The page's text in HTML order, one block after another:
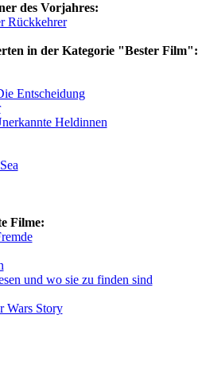
des Vorjahres:
Rückkehrer
in der Kategorie "Bester Film":
Entscheidung
Heldinnen
Filme:
und wo sie zu finden sind
Wars Story